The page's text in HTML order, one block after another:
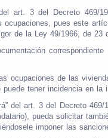
art. 3 del Decreto 469/
ocupaciones, pues este
de la Ley 49/1966, de 23
ocupaciones de las
tener incidencia en la
del art. 3 del Decreto
pueda solicitar
imponer las